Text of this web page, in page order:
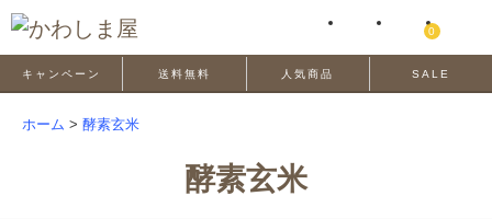
0
キャンペーン 送料無料 人気商品 SALE
ホーム > 酵素玄米
酵素玄米